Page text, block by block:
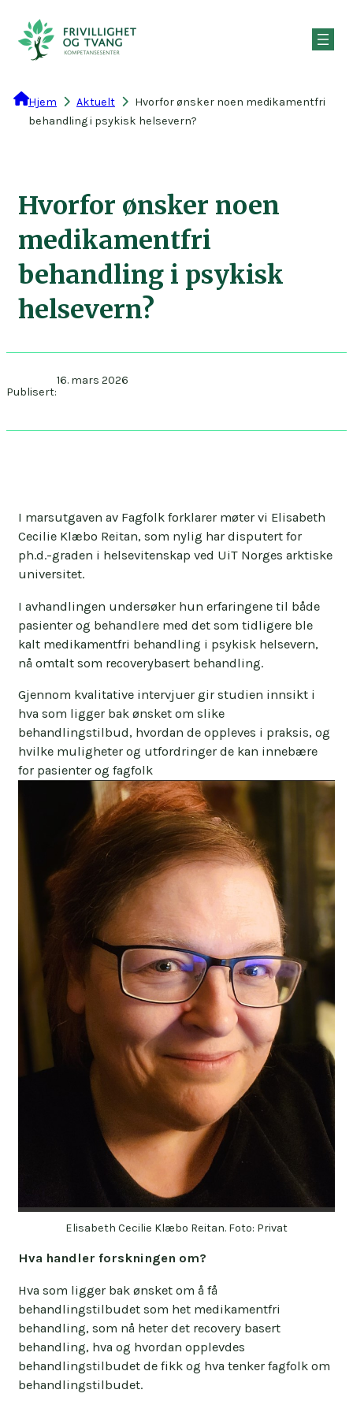
innhold
Hjem Aktuelt
Hvorfor ønsker noen medikamentfri
behandling i psykisk helsevern?
Hvorfor ønsker noen
medikamentfri
behandling i psykisk
helsevern?
Publisert:
16. mars 2026
I marsutgaven av Fagfolk forklarer møter vi Elisabeth
Cecilie Klæbo Reitan, som nylig har disputert for
ph.d.-graden i helsevitenskap ved UiT Norges arktiske
universitet.
I avhandlingen undersøker hun erfaringene til både
pasienter og behandlere med det som tidligere ble
kalt medikamentfri behandling i psykisk helsevern,
nå omtalt som recoverybasert behandling.
Gjennom kvalitative intervjuer gir studien innsikt i
hva som ligger bak ønsket om slike
behandlingstilbud, hvordan de oppleves i praksis, og
hvilke muligheter og utfordringer de kan innebære
for pasienter og fagfolk
Elisabeth Cecilie Klæbo Reitan. Foto: Privat
Hva handler forskningen om?
Hva som ligger bak ønsket om å få
behandlingstilbudet som het medikamentfri
behandling, som nå heter det recovery basert
behandling, hva og hvordan opplevdes
behandlingstilbudet de fikk og hva tenker fagfolk om
behandlingstilbudet.